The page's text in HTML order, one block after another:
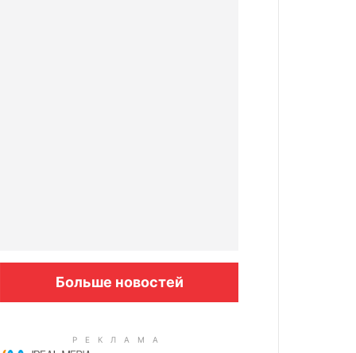
Больше новостей